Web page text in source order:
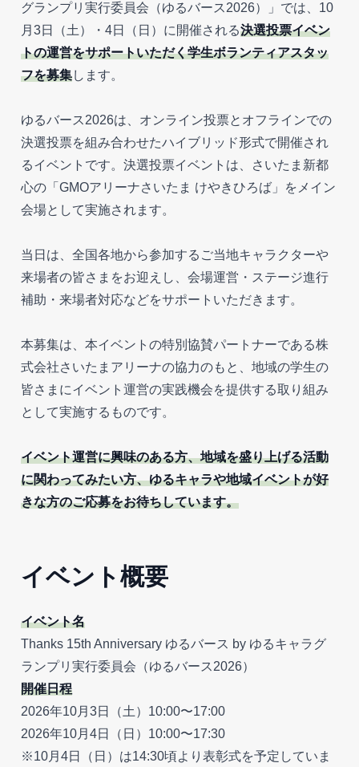
グランプリ実行委員会（ゆるバース2026）」では、10
月3日（土）・4日（日）に開催される決選投票イベン
トの運営をサポートいただく学生ボランティアスタッ
フを募集します。
ゆるバース2026は、オンライン投票とオフラインでの
決選投票を組み合わせたハイブリッド形式で開催され
るイベントです。決選投票イベントは、さいたま新都
心の「GMOアリーナさいたま けやきひろば」をメイン
会場として実施されます。
当日は、全国各地から参加するご当地キャラクターや
来場者の皆さまをお迎えし、会場運営・ステージ進行
補助・来場者対応などをサポートいただきます。
本募集は、本イベントの特別協賛パートナーである株
式会社さいたまアリーナの協力のもと、地域の学生の
皆さまにイベント運営の実践機会を提供する取り組み
として実施するものです。
イベント運営に興味のある方、地域を盛り上げる活動
に関わってみたい方、ゆるキャラや地域イベントが好
きな方のご応募をお待ちしています。
イベント概要
イベント名
Thanks 15th Anniversary ゆるバース by ゆるキャラグ
ランプリ実行委員会（ゆるバース2026）
開催日程
2026年10月3日（土）10:00〜17:00
2026年10月4日（日）10:00〜17:30
※10月4日（日）は14:30頃より表彰式を予定していま